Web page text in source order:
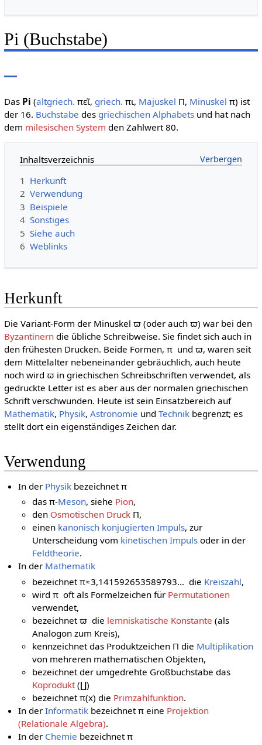
Pi (Buchstabe)
Das Pi (altgriech. πεῖ, griech. πι, Majuskel Π, Minuskel π) ist
der 16. Buchstabe des griechischen Alphabetsund hat nach
dem milesischen System den Zahlwert 80.
Inhaltsverzeichnis
1 Herkunft
2 Verwendung
3 Beispiele
4 Sonstiges
5 Siehe auch
6 Weblinks
Herkunft
Die Variant-Form der Minuskel ϖ (oder auch ϖ) war bei den
Byzantinerndie übliche Schreibweise. Sie findet sich auch in
den frühesten Drucken. Beide Formen, π und ϖ, waren seit
dem Mittelalter nebeneinander gebräuchlich, auch heute
noch wird ϖin griechischen Schreibschriften verwendet, als
gedruckte Letter ist es aber aus der normalen griechischen
Schrift verschwunden. Heute ist sein Einsatzbereich auf
Mathematik, Physik, Astronomie und Technikbegrenzt; es
stellt dort ein eigenständiges Zeichen dar.
Verwendung
In der Physik bezeichnet π
das π-Meson, siehe Pion,
den Osmotischen Druck Π,
einen kanonisch konjugierten Impuls, zur
Unterscheidung vom kinetischen Impuls oder in der
Feldtheorie.
In der Mathematik
bezeichnetπ≈3,141 592653589793… die Kreiszahl,
wirdπ oft als Formelzeichen für Permutationen
verwendet,
bezeichnetϖ die lemniskatische Konstante (als
Analogon zum Kreis),
kennzeichnet das Produktzeichen Π die Multiplikation
von mehreren mathematischen Objekten,
bezeichnet der umgedrehte Großbuchstabe das
Koprodukt (∐)
bezeichnetπ(x) die Primzahlfunktion.
In derInformatik bezeichnet π eine Projektion
(Relationale Algebra).
In der Chemie bezeichnet π